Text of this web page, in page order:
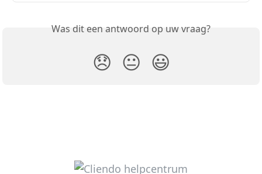
Was dit een antwoord op uw vraag?
😞 😐 😃